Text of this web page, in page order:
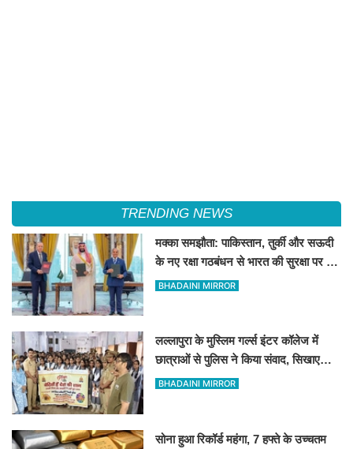
TRENDING NEWS
मक्का समझौता: पाकिस्तान, तुर्की और सऊदी
के नए रक्षा गठबंधन से भारत की सुरक्षा पर क्या
पड़ेगा असर?
BHADAINI MIRROR
लल्लापुरा के मुस्लिम गर्ल्स इंटर कॉलेज में
छात्राओं से पुलिस ने किया संवाद, सिखाए
आत्मरक्षा के उपाय
BHADAINI MIRROR
सोना हुआ रिकॉर्ड महंगा, 7 हफ्ते के उच्चतम